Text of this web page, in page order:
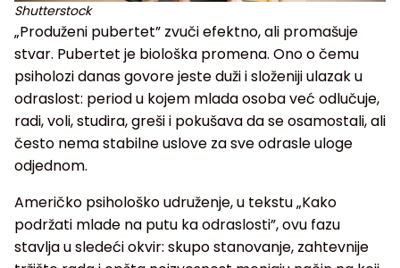
Shutterstock
„Produženi pubertet” zvuči efektno, ali promašuje
stvar. Pubertet je biološka promena. Ono o čemu
psiholozi danas govore jeste duži i složeniji ulazak u
odraslost: period u kojem mlada osoba već odlučuje,
radi, voli, studira, greši i pokušava da se osamostali, ali
često nema stabilne uslove za sve odrasle uloge
odjednom.
Američko psihološko udruženje, u tekstu „Kako
podržati mlade na putu ka odraslosti”, ovu fazu
stavlja u sledeći okvir: skupo stanovanje, zahtevnije